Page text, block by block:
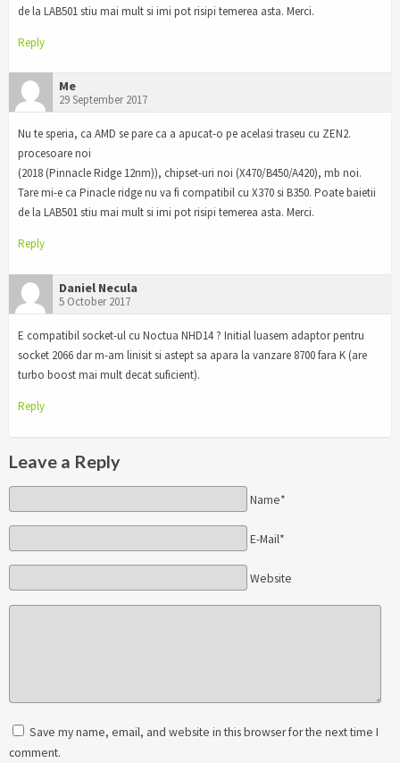
de la LAB501 stiu mai mult si imi pot risipi temerea asta. Merci.
Reply
Me
29 September 2017
Nu te speria, ca AMD se pare ca a apucat-o pe acelasi traseu cu ZEN2.
procesoare noi
(2018 (Pinnacle Ridge 12nm)), chipset-uri noi (X470/B450/A420), mb noi.
Tare mi-e ca Pinacle ridge nu va fi compatibil cu X370 si B350. Poate baietii
de la LAB501 stiu mai mult si imi pot risipi temerea asta. Merci.
Reply
Daniel Necula
5 October 2017
E compatibil socket-ul cu Noctua NHD14 ? Initial luasem adaptor pentru
socket 2066 dar m-am linisit si astept sa apara la vanzare 8700 fara K (are
turbo boost mai mult decat suficient).
Reply
Leave a Reply
Name*
E-Mail*
Website
Save my name, email, and website in this browser for the next time I
comment.